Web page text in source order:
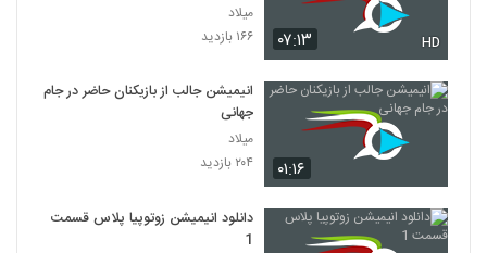
۰۷:۱۳ HD
میلاد
۱۶۶ بازدید
۰۱:۱۶
انیمیشن جالب از بازیکنان حاضر در جام
جهانی
میلاد
۲۰۴ بازدید
دانلود انیمیشن زوتوپیا پلاس قسمت
1